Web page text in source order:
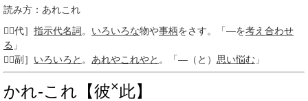
読み方：あれこれ
［代］ 指示代名詞。 いろいろな物や事柄をさす。「―を考え合わせ
る 」
［副］ いろいろと 。 あれやこれやと 。「―（と） 思い悩む 」
かれ‐これ【彼×此】